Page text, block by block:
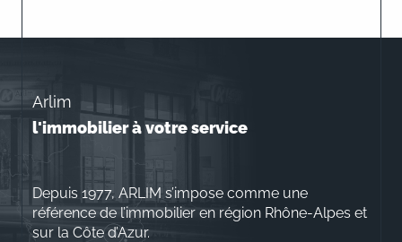
Arlim
l'immobilier à votre service
Depuis 1977, ARLIM s’impose comme une
référence de l’immobilier en région Rhône-Alpes et
sur la Côte d’Azur.